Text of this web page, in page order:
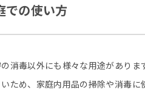
での使い方
消毒以外にも様々な用途がありま
ため、家庭内用品の掃除や消毒に